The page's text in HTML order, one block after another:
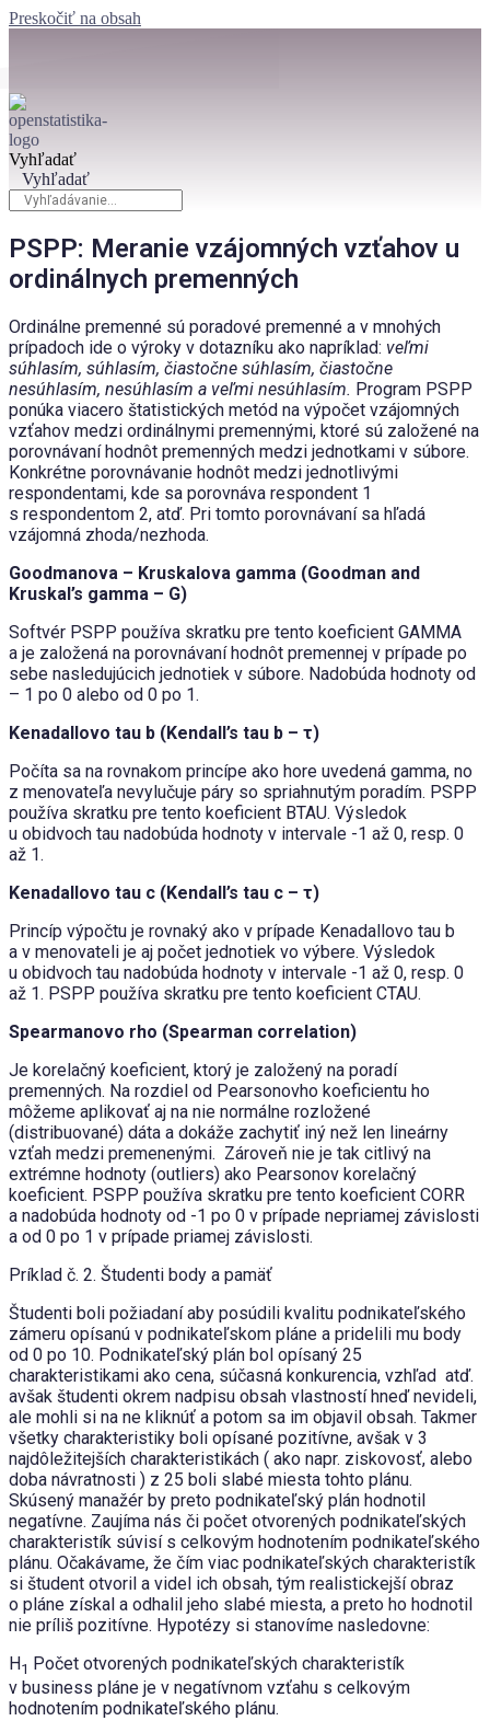
Preskočiť na obsah
Vyhľadať
Vyhľadať
PSPP: Meranie vzájomných vzťahov u
ordinálnych premenných
Ordinálne premenné sú poradové premenné a v mnohých
prípadoch ide o výroky v dotazníku ako napríklad: veľmi
súhlasím, súhlasím, čiastočne súhlasím, čiastočne
nesúhlasím, nesúhlasím a veľmi nesúhlasím. Program PSPP
ponúka viacero štatistických metód na výpočet vzájomných
vzťahov medzi ordinálnymi premennými, ktoré sú založené na
porovnávaní hodnôt premenných medzi jednotkami v súbore.
Konkrétne porovnávanie hodnôt medzi jednotlivými
respondentami, kde sa porovnáva respondent 1
s respondentom 2, atď. Pri tomto porovnávaní sa hľadá
vzájomná zhoda/nezhoda.
Goodmanova – Kruskalova gamma (Goodman and
Kruskal’s gamma – G)
Softvér PSPP používa skratku pre tento koeficient GAMMA
a je založená na porovnávaní hodnôt premennej v prípade po
sebe nasledujúcich jednotiek v súbore. Nadobúda hodnoty od
– 1 po 0 alebo od 0 po 1.
Kenadallovo tau b (Kendall’s tau b – τ)
Počíta sa na rovnakom princípe ako hore uvedená gamma, no
z menovateľa nevylučuje páry so spriahnutým poradím. PSPP
používa skratku pre tento koeficient BTAU. Výsledok
u obidvoch tau nadobúda hodnoty v intervale -1 až 0, resp. 0
až 1.
Kenadallovo tau c (Kendall’s tau c – τ)
Princíp výpočtu je rovnaký ako v prípade Kenadallovo tau b
a v menovateli je aj počet jednotiek vo výbere. Výsledok
u obidvoch tau nadobúda hodnoty v intervale -1 až 0, resp. 0
až 1. PSPP používa skratku pre tento koeficient CTAU.
Spearmanovo rho (Spearman correlation)
Je korelačný koeficient, ktorý je založený na poradí
premenných. Na rozdiel od Pearsonovho koeficientu ho
môžeme aplikovať aj na nie normálne rozložené
(distribuované) dáta a dokáže zachytiť iný než len lineárny
vzťah medzi premenenými. Zároveň nie je tak citlivý na
extrémne hodnoty (outliers) ako Pearsonov korelačný
koeficient. PSPP používa skratku pre tento koeficient CORR
a nadobúda hodnoty od -1 po 0 v prípade nepriamej závislosti
a od 0 po 1 v prípade priamej závislosti.
Príklad č. 2. Študenti body a pamäť
Študenti boli požiadaní aby posúdili kvalitu podnikateľského
zámeru opísanú v podnikateľskom pláne a pridelili mu body
od 0 po 10. Podnikateľský plán bol opísaný 25
charakteristikami ako cena, súčasná konkurencia, vzhľad atď.
avšak študenti okrem nadpisu obsah vlastností hneď nevideli,
ale mohli si na ne kliknúť a potom sa im objavil obsah. Takmer
všetky charakteristiky boli opísané pozitívne, avšak v 3
najdôležitejších charakteristikách ( ako napr. ziskovosť, alebo
doba návratnosti ) z 25 boli slabé miesta tohto plánu.
Skúsený manažér by preto podnikateľský plán hodnotil
negatívne. Zaujíma nás či počet otvorených podnikateľských
charakteristík súvisí s celkovým hodnotením podnikateľského
plánu. Očakávame, že čím viac podnikateľských charakteristík
si študent otvoril a videl ich obsah, tým realistickejší obraz
o pláne získal a odhalil jeho slabé miesta, a preto ho hodnotil
nie príliš pozitívne. Hypotézy si stanovíme nasledovne:
H1 Počet otvorených podnikateľských charakteristík
v business pláne je v negatívnom vzťahu s celkovým
hodnotením podnikateľského plánu.